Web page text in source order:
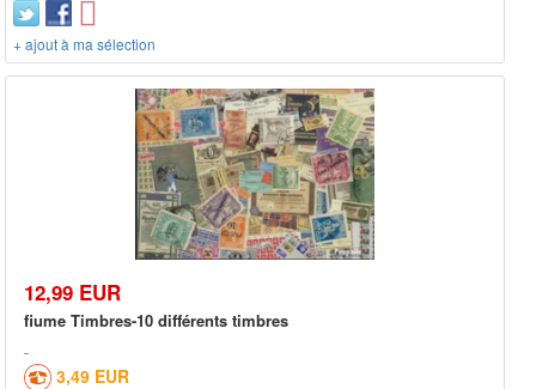
+ ajout à ma sélection
12,99 EUR
fiume Timbres-10 différents timbres
3,49 EUR